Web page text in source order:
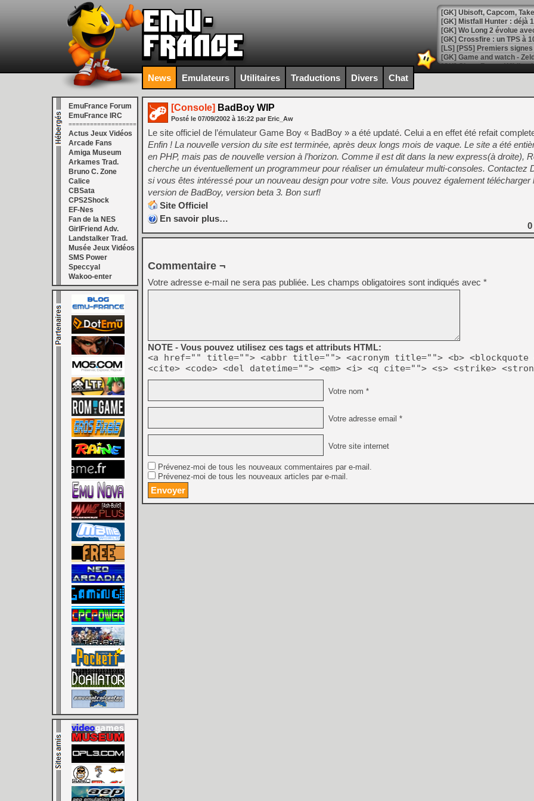
[GK] Mistfall Hunter : déjà
[GK] Wo Long 2 évolue
[GK] Crossfire : un TPS à
[LS] [PS5] Premiers
[Mo5] DOOM arrive en
[GK] Bethesda fête les 30
[GK] Roblox : l'action en
[GK] Agenda - GeForce
[GK] Devolver Digital en a
[LS] [PS5] ps5-y2jb-
[GK] Pourquoi Marvel
[GK] Test : Restory : Chill
[GK] GTA 6 : Rockstar
[GK] Hot Wheels Infinite
[GK] Mémoire cash -
[GK] Résultats Nintendo :
[GK] Déjà des
[Mo5] Brickboy cherche à
[GK] Minecraft et ses «
[GK] Beast of
[GK] Mémoire cash -
[GK] Dan Houser (GTA)
[GK] Comment EA Sports
[GK] Crimson Moon : un
[GK] Isle of Reveries : le
[GK] Moonlighter 2 : The
[GK] Capcom relance
[Mo5] Deux inédits du
News Emulateurs Utilitaires Traductions Divers Chat
EmuFrance Forum
EmuFrance IRC
===================
Actus Jeux Vidéos
Arcade Fans
Amiga Museum
Arkames Trad.
Bruno C. Zone
Calice
CBSata
CPS2Shock
EF-Nes
Fan de la NES
GirlFriend Adv.
Landstalker Trad.
Musée Jeux Vidéos
SMS Power
Speccyal
Wakoo-enter
[Console] BadBoy WIP
Posté le 07/09/2002 à 16:22 par Eric_Aw
Le site officiel de l’émulateur Game Boy « BadBoy » a été updaté. Celui a en effet été refait
Enfin ! La nouvelle version du site est terminée, après deux longs mois de vaque. Le site a été
en PHP, mais pas de nouvelle version à l’horizon. Comme il est dit dans la new express(à droite),
cherche un éventuellement un programmeur pour réaliser un émulateur multi-consoles. Contactez
si vous êtes intéressé pour un nouveau design pour votre site. Vous pouvez également télécharger
version de BadBoy, version beta 3. Bon surf!
Site Officiel
En savoir plus…
0
Commentaire ¬
Votre adresse e-mail ne sera pas publiée. Les champs obligatoires sont indiqués avec *
NOTE - Vous pouvez utilisez ces tags et attributs HTML:
<a href="" title=""> <abbr title=""> <acronym title=""> <b> <blockquote
<cite> <code> <del datetime=""> <em> <i> <q cite=""> <s> <strike>
Votre nom *
Votre adresse email *
Votre site internet
Prévenez-moi de tous les nouveaux commentaires par e-mail.
Prévenez-moi de tous les nouveaux articles par e-mail.